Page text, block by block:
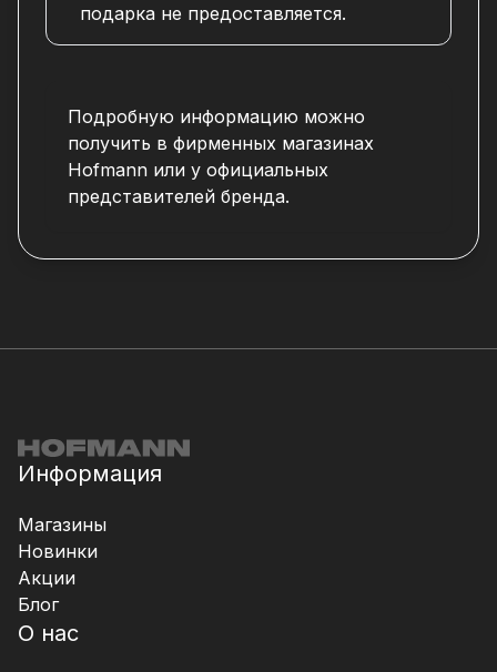
подарка не предоставляется.
Подробную информацию можно
получить в фирменных магазинах
Hofmann или у официальных
представителей бренда.
Информация
Магазины
Новинки
Акции
Блог
О нас